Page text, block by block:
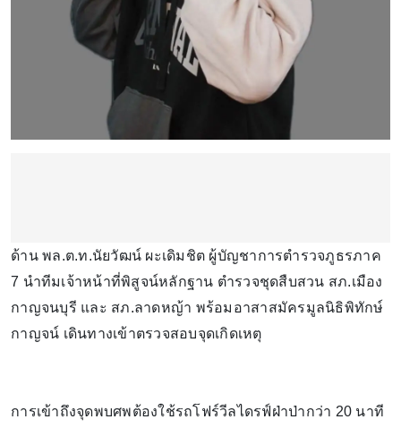
ด้าน พล.ต.ท.นัยวัฒน์ ผะเดิมชิต ผู้บัญชาการตำรวจภูธรภาค
7 นำทีมเจ้าหน้าที่พิสูจน์หลักฐาน ตำรวจชุดสืบสวน สภ.เมือง
กาญจนบุรี และ สภ.ลาดหญ้า พร้อมอาสาสมัครมูลนิธิพิทักษ์
กาญจน์ เดินทางเข้าตรวจสอบจุดเกิดเหตุ
การเข้าถึงจุดพบศพต้องใช้รถโฟร์วีลไดรฟ์ฝ่าป่ากว่า 20 นาที